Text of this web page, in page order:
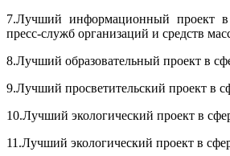
7.Лучший информационный проект в
пресс-служб организаций и средств
8.Лучший образовательный проект в
9.Лучший просветительский проект в
10.Лучший экологический проект в
11.Лучший экологический проект в